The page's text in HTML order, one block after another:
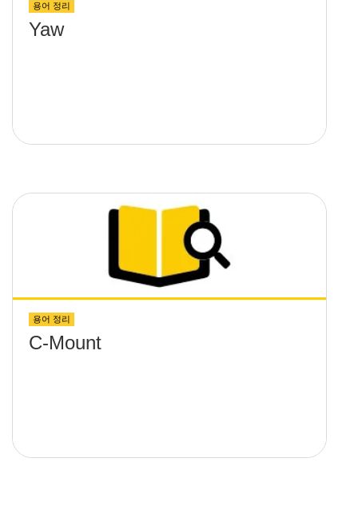
용어 정리
Yaw
용어 정리
C-Mount